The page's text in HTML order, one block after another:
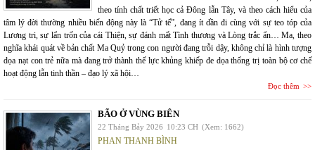
theo tính chất triết học cả Đông lẫn Tây, và theo cách hiểu của
tâm lý đời thường nhiều biến động này là “Tử tế”, đang ít dần đi cùng với sự teo tóp của
Lương tri, sự lẩn trốn của cái Thiện, sự đánh mất Tình thương và Lòng trắc ẩn… Ma, theo
nghĩa khái quát về bản chất Ma Quỷ trong con người đang trỗi dậy, không chỉ là hình tượng
dọa nạt con trẻ nữa mà đang trở thành thế lực khủng khiếp đe dọa thống trị toàn bộ cơ chế
hoạt động lẫn tinh thần – đạo lý xã hội…
Đọc thêm
BÃO Ở VÙNG BIÊN
22 Tháng Bảy 2026 10:23 CH (Xem: 1662)
PHAN THANH BÌNH